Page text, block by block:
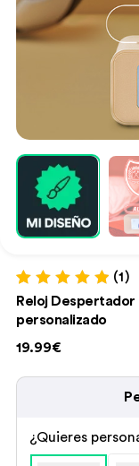
Valorado con
de 5 en
base a
1
valoración de
un cliente
(1)
Reloj Despertador
personalizado
19.99€
¿Quieres